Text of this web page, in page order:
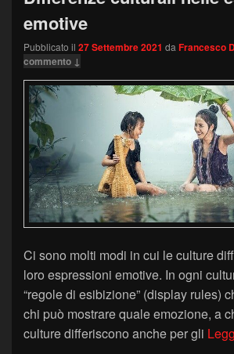
emotive
Pubblicato il 27 Settembre 2021 da Francesco
commento ↓
Ci sono molti modi in cui le culture
loro espressioni emotive. In ogni
“regole di esibizione” (display rules)
chi può mostrare quale emozione, a
culture differiscono anche per gli